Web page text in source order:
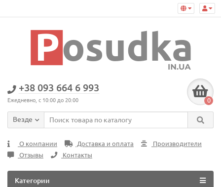
+38 093 664 6 993
Ежедневно, с 10:00 до 20:00 0
Везде
О компании Доставка и оплата
Производители
Отзывы
Контакты
Категории